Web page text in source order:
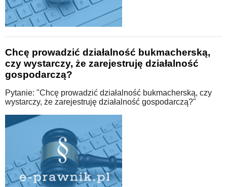
Chcę prowadzić działalność bukmacherską,
czy wystarczy, że zarejestruję działalność
gospodarczą?
Pytanie: "Chcę prowadzić działalność bukmacherską, czy
wystarczy, że zarejestruję działalność gospodarczą?"